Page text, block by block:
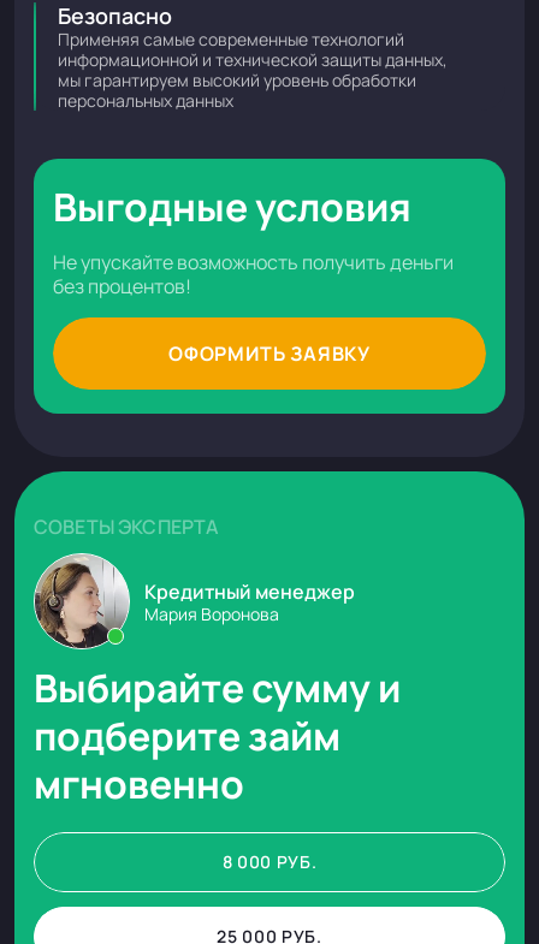
Безопасно
Применяя самые современные технологий
информационной и технической защиты данных,
мы гарантируем высокий уровень обработки
персональных данных
Выгодные условия
Не упускайте возможность получить деньги
без процентов!
ОФОРМИТЬ ЗАЯВКУ
СОВЕТЫ ЭКСПЕРТА
Кредитный менеджер
Мария Воронова
Выбирайте сумму и
подберите займ
мгновенно
8 000 РУБ.
25 000 РУБ.